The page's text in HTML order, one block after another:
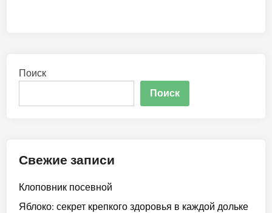
Поиск
Поиск
Свежие записи
Клоповник посевной
Яблоко: секрет крепкого здоровья в каждой дольке